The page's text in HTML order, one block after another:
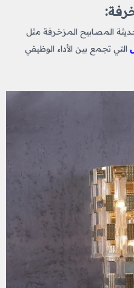
المصابيح المزخرفة مثل
التي تجمع بين الأداء الوظيفي